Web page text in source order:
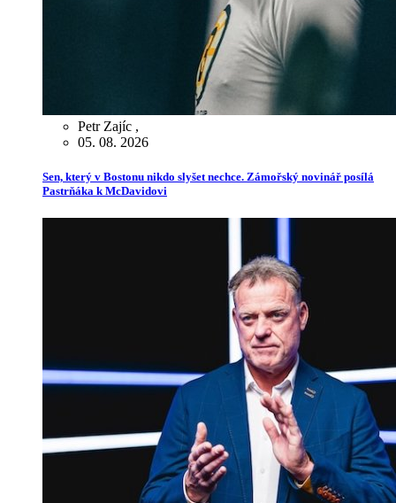
Petr Zajíc ,
05. 08. 2026
Sen, který v Bostonu nikdo slyšet nechce. Zámořský novinář posílá
Pastrňáka k McDavidovi